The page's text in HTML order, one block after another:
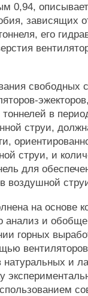
0,94,
зависящих
его
свободных
в
струи,
струи, и
для
воздушной
на основе
анализ и
горных
и